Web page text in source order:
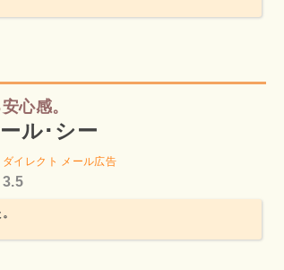
心感。
ル･シー
ダイレクト メール広告
3.5